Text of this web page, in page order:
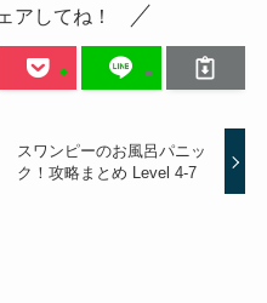
アしてね！
スワンピーのお風呂パニッ
ク！攻略まとめ Level 4-7